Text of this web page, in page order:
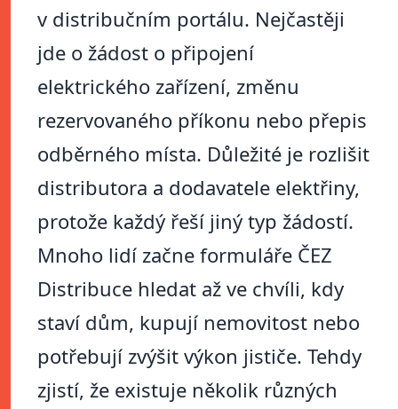
v distribučním portálu. Nejčastěji
jde o žádost o připojení
elektrického zařízení, změnu
rezervovaného příkonu nebo přepis
odběrného místa. Důležité je rozlišit
distributora a dodavatele elektřiny,
protože každý řeší jiný typ žádostí.
Mnoho lidí začne formuláře ČEZ
Distribuce hledat až ve chvíli, kdy
staví dům, kupují nemovitost nebo
potřebují zvýšit výkon jističe. Tehdy
zjistí, že existuje několik různých